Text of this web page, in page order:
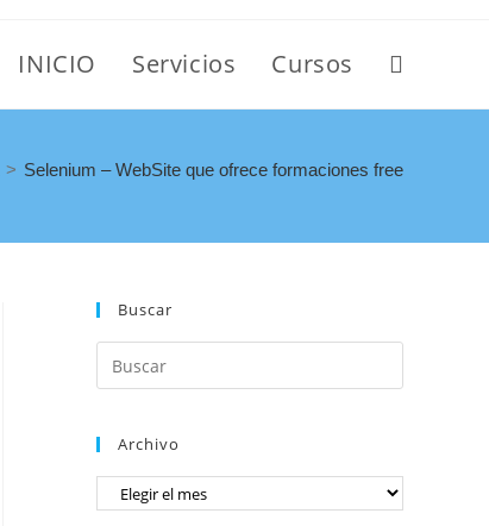
INICIO Servicios Cursos
> Selenium – WebSite que ofrece formaciones free
Buscar
Archivo